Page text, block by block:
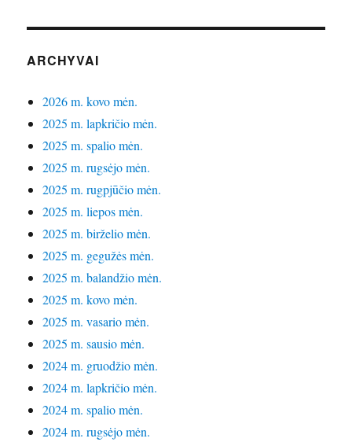
ARCHYVAI
2026 m. kovo mėn.
2025 m. lapkričio mėn.
2025 m. spalio mėn.
2025 m. rugsėjo mėn.
2025 m. rugpjūčio mėn.
2025 m. liepos mėn.
2025 m. birželio mėn.
2025 m. gegužės mėn.
2025 m. balandžio mėn.
2025 m. kovo mėn.
2025 m. vasario mėn.
2025 m. sausio mėn.
2024 m. gruodžio mėn.
2024 m. lapkričio mėn.
2024 m. spalio mėn.
2024 m. rugsėjo mėn.